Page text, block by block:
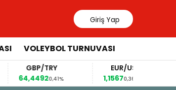
Giriş Yap
VOLEYBOL TURNUVASI
GBP/TRY
64,44920,41%
EUR/USD
1,15670,36%